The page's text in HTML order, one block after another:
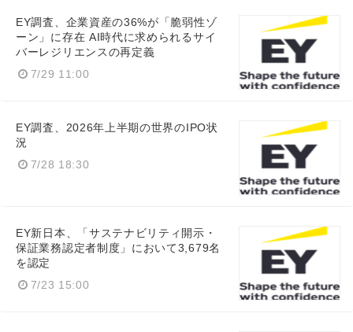
EY調査、企業資産の36%が「脆弱性ゾ
ーン」に存在 AI時代に求められるサイ
バーレジリエンスの再定義
7/29 11:00
EY調査、2026年上半期の世界のIPO状
況
7/28 18:30
EY新日本、「サステナビリティ開示・
保証業務認定者制度」において3,679名
を認定
7/23 15:00